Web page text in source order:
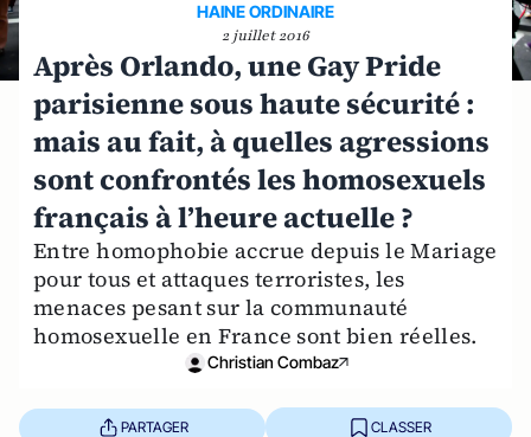
HAINE ORDINAIRE
2 juillet 2016
Après Orlando, une Gay Pride
parisienne sous haute sécurité :
mais au fait, à quelles agressions
sont confrontés les homosexuels
français à l’heure actuelle ?
Entre homophobie accrue depuis le Mariage
pour tous et attaques terroristes, les
menaces pesant sur la communauté
homosexuelle en France sont bien réelles.
Christian Combaz
PARTAGER CLASSER